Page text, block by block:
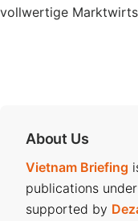
vollwertige
About Us
Vietnam Briefing
publications
supported by